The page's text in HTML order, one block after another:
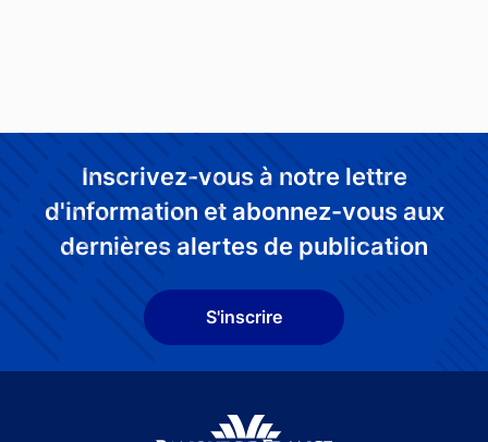
Inscrivez-vous à notre lettre
d'information et abonnez-vous aux
dernières alertes de publication
S'inscrire